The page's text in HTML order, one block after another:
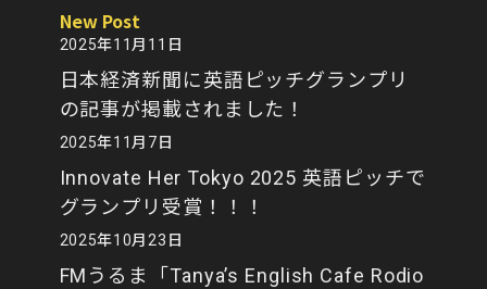
New Post
2025年11月11日
日本経済新聞に英語ピッチグランプリ
の記事が掲載されました！
2025年11月7日
Innovate Her Tokyo 2025 英語ピッチで
グランプリ受賞！！！
2025年10月23日
FMうるま「Tanya’s English Cafe Rodio